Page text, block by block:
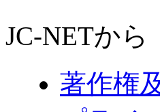
JC-NETから
著作権